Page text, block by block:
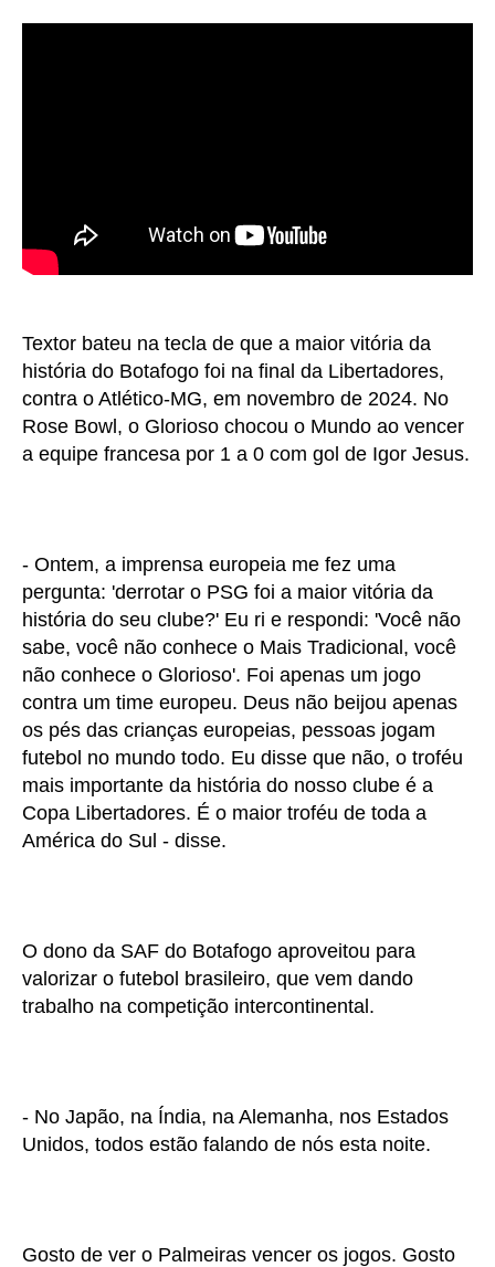
Textor bateu na tecla de que a maior vitória da
história do Botafogo foi na final da Libertadores,
contra o Atlético-MG, em novembro de 2024. No
Rose Bowl, o Glorioso chocou o Mundo ao vencer
a equipe francesa por 1 a 0 com gol de Igor Jesus.
- Ontem, a imprensa europeia me fez uma
pergunta: 'derrotar o PSG foi a maior vitória da
história do seu clube?' Eu ri e respondi: 'Você não
sabe, você não conhece o Mais Tradicional, você
não conhece o Glorioso'. Foi apenas um jogo
contra um time europeu. Deus não beijou apenas
os pés das crianças europeias, pessoas jogam
futebol no mundo todo. Eu disse que não, o troféu
mais importante da história do nosso clube é a
Copa Libertadores. É o maior troféu de toda a
América do Sul - disse.
O dono da SAF do Botafogo aproveitou para
valorizar o futebol brasileiro, que vem dando
trabalho na competição intercontinental.
- No Japão, na Índia, na Alemanha, nos Estados
Unidos, todos estão falando de nós esta noite.
Gosto de ver o Palmeiras vencer os jogos. Gosto